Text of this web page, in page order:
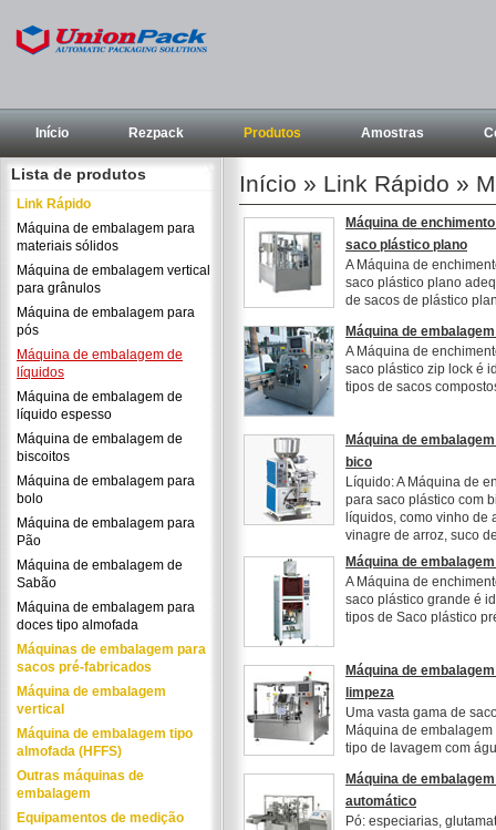
Início Rezpack Produtos Amostras
Lista de produtos
Link Rápido
Máquina de embalagem para
materiais sólidos
Máquina de embalagem vertical
para grânulos
Máquina de embalagem para
pós
Máquina de embalagem de
líquidos
Máquina de embalagem de
líquido espesso
Máquina de embalagem de
biscoitos
Máquina de embalagem para
bolo
Máquina de embalagem para
Pão
Máquina de embalagem de
Sabão
Máquina de embalagem para
doces tipo almofada
Máquinas de embalagem para
sacos pré-fabricados
Máquina de embalagem
vertical
Máquina de embalagem tipo
almofada (HFFS)
Outras máquinas de
embalagem
Equipamentos de medição
Início » Link Rápido »
Máquina de
saco plástico plano
A Máquina de
saco plástico plano
de sacos de plástico
Máquina de
A Máquina de
saco plástico zip lock é
tipos de sacos
Máquina de
bico
Líquido: A Máquina de
para saco plástico com
líquidos, como vinho de
vinagre de arroz, suco
Máquina de
A Máquina de
saco plástico grande é
tipos de Saco plástico
Máquina de
limpeza
Uma vasta gama de
Máquina de
tipo de lavagem com
Máquina de
automático
Pó: especiarias,